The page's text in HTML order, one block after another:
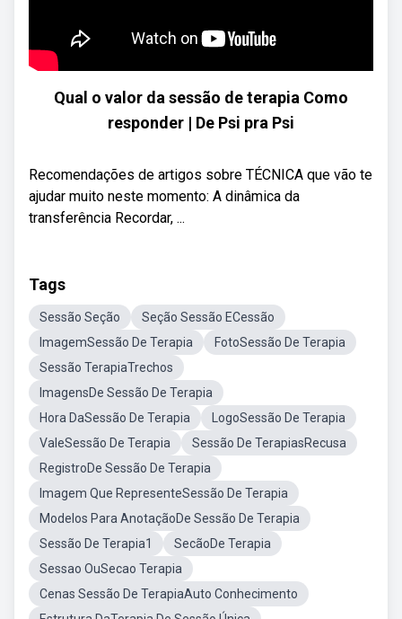
Qual o valor da sessão de terapia Como
responder | De Psi pra Psi
Recomendações de artigos sobre TÉCNICA que vão te
ajudar muito neste momento: A dinâmica da
transferência Recordar, ...
Tags
Sessão Seção
Seção Sessão ECessão
ImagemSessão De Terapia
FotoSessão De Terapia
Sessão TerapiaTrechos
ImagensDe Sessão De Terapia
Hora DaSessão De Terapia
LogoSessão De Terapia
ValeSessão De Terapia
Sessão De TerapiasRecusa
RegistroDe Sessão De Terapia
Imagem Que RepresenteSessão De Terapia
Modelos Para AnotaçãoDe Sessão De Terapia
Sessão De Terapia1
SecãoDe Terapia
Sessao OuSecao Terapia
Cenas Sessão De TerapiaAuto Conhecimento